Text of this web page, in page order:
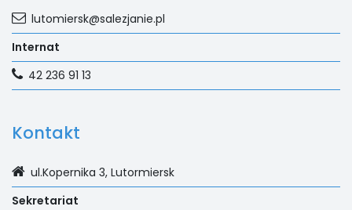
Kontakt
ul.Kopernika 3, Lutormiersk
Sekretariat
lutomiersk@salezjanie.pl
Internat
42 236 91 13